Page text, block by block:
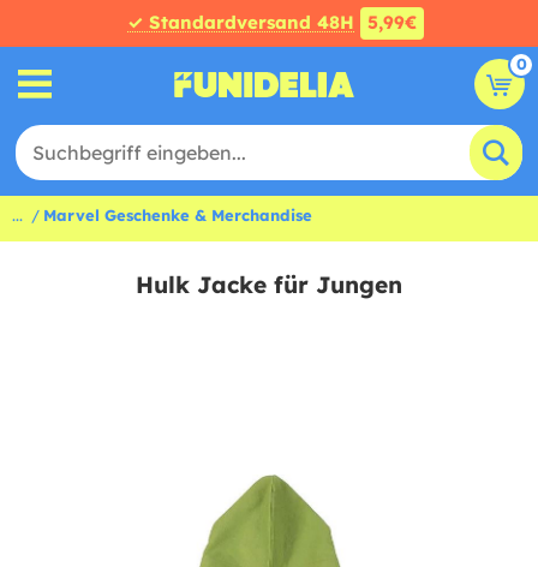
✓ Standardversand 48H 5,99€
0
... Marvel Geschenke & Merchandise
Hulk Jacke für Jungen